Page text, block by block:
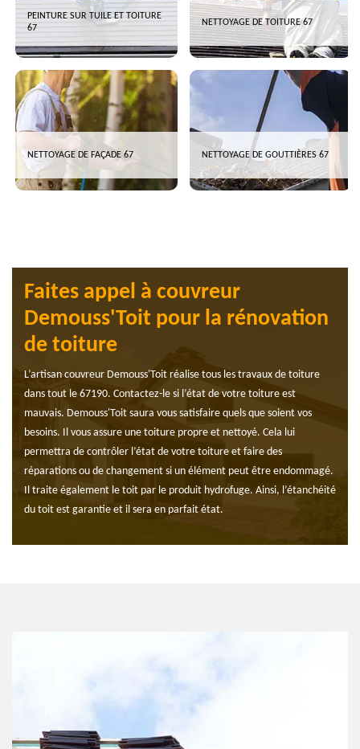
PEINTURE SUR TUILE ET TOITURE
67
NETTOYAGE DE TOITURE 67
NETTOYAGE DE FAÇADE 67 NETTOYAGE DE GOUTTIÈRES 67
Faites appel à couvreur
Demouss'Toit pour la rénovation
de toiture
L’artisan couvreur Demouss'Toit réalise tous les travaux de toiture
dans tout le 67190. Contactez-le si l’état de votre toiture est
mauvais. Demouss'Toit saura vous satisfaire quels que soient vos
besoins. Il vous assure une toiture propre et nettoyé. Cela lui
permettra de contrôler l’état de votre toiture et faire des
réparations ou de changement si un élément peut être endommagé.
Il traite également le toit par le produit hydrofuge. Ainsi, l’étanchéité
du toit est garantie et il sera en parfait état.